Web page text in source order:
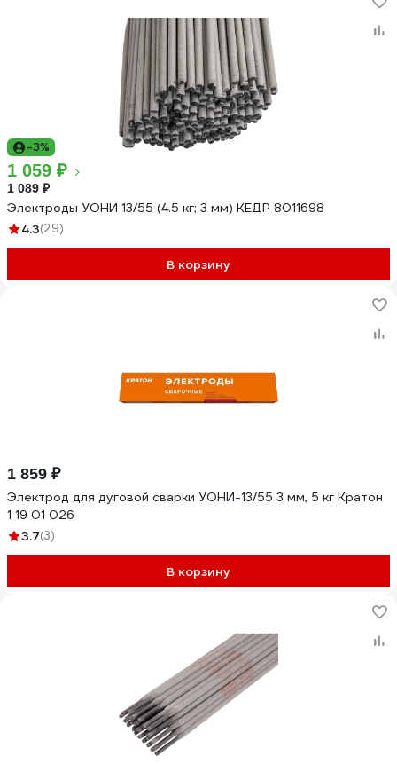
-3%
1 059 ₽
1 089 ₽
Электроды УОНИ 13/55 (4.5 кг; 3 мм) КЕДР 8011698
4.3(29)
В корзину
1 859 ₽
Электрод для дуговой сварки УОНИ-13/55 3 мм, 5 кг Кратон
1 19 01 026
3.7(3)
В корзину